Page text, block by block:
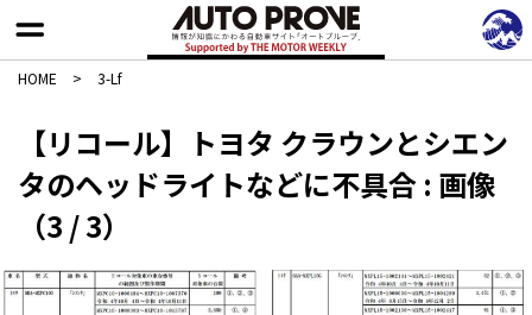
HOME > 3-Lf
【リコール】トヨタ クラウンとシエン
タのヘッドライトなどに不具合 : 画像
（3 / 3）